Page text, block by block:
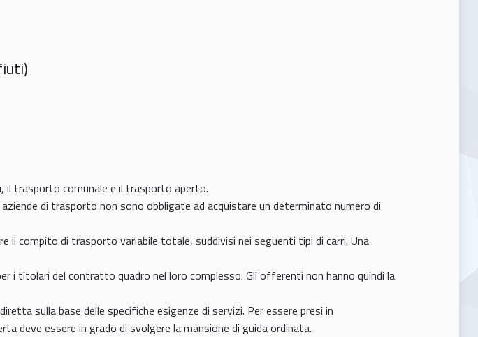
il trasporto comunale e il trasporto aperto.
di trasporto non sono obbligate ad acquistare un determinato numero di
il compito di trasporto variabile totale, suddivisi nei seguenti tipi di carri. Una
i titolari del contratto quadro nel loro complesso. Gli offerenti non hanno quindi la
sulla base delle specifiche esigenze di servizi. Per essere presi in
deve essere in grado di svolgere la mansione di guida ordinata.